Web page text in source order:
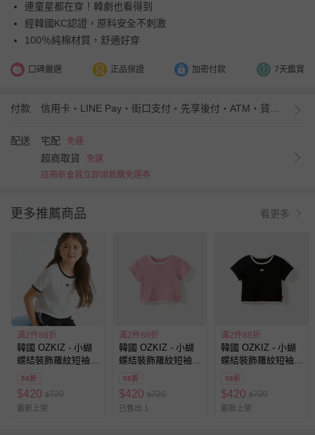
連童星都在穿！韓劇也看得到
經韓國KC認證，原料安全不刺激
100％純棉材質，舒適好穿
口碑嚴選 正品保證 加密付款 7天鑑賞
付款
配送 宅配 免運
超商取貨
免運
註冊新會員立即領首購免運券
更多推薦商品 看更多
滿2件88折
韓國 OZKIZ - 小蝴
蝶結裝飾羅紋短袖上
衣-白
58折
$420 $720
最新上架
滿2件88折
韓國 OZKIZ - 小蝴
蝶結裝飾羅紋短袖上
衣-粉
58折
$420 $720
已售出 1
滿2件88折
韓國 OZKIZ - 小蝴
蝶結裝飾羅紋短袖上
衣-黑
58折
$420 $720
最新上架